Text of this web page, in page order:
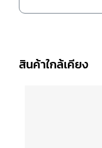
สินค้าใกล้เคียง